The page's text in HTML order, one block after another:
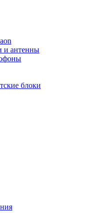
и антенны
блоки